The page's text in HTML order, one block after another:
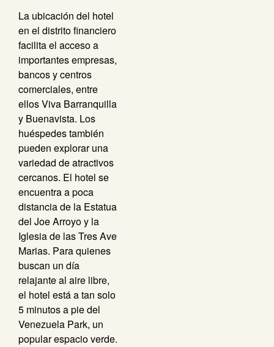
La ubicación del hotel
en el distrito financiero
facilita el acceso a
importantes empresas,
bancos y centros
comerciales, entre
ellos Viva Barranquilla
y Buenavista. Los
huéspedes también
pueden explorar una
variedad de atractivos
cercanos. El hotel se
encuentra a poca
distancia de la Estatua
del Joe Arroyo y la
Iglesia de las Tres Ave
Marias. Para quienes
buscan un día
relajante al aire libre,
el hotel está a tan solo
5 minutos a pie del
Venezuela Park, un
popular espacio verde.